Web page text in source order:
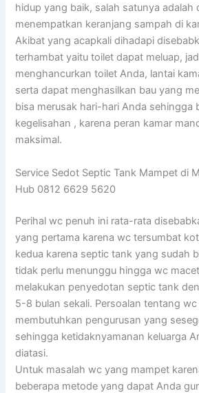
hidup yang baik, salah satunya adalah
menempatkan keranjang sampah di
Akibat yang acapkali dihadapi
terhambat yaitu toilet dapat meluap,
menghancurkan toilet Anda, lantai
serta dapat menghasilkan bau yang
bisa merusak hari-hari Anda sehingga
kegelisahan , karena peran kamar
maksimal.
Service Sedot Septic Tank Mampet di
Hub 0812 6629 5620
Perihal wc penuh ini rata-rata
yang pertama karena wc tersumbat
kedua karena septic tank yang sudah
tidak perlu menunggu hingga wc
melakukan penyedotan septic tank
5-8 bulan sekali. Persoalan tentang
membutuhkan pengurusan yang
sehingga ketidaknyamanan keluarga
diatasi.
Untuk masalah wc yang mampet
beberapa metode yang dapat Anda